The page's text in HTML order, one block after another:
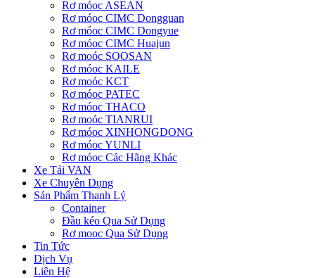
Rơ móoc ASEAN
Rơ móoc CIMC Dongguan
Rơ móoc CIMC Dongyue
Rơ móoc CIMC Huajun
Rơ moóc SOOSAN
Rơ móoc KAILE
Rơ moóc KCT
Rơ móoc PATEC
Rơ móoc THACO
Rơ moóc TIANRUI
Rơ móoc XINHONGDONG
Rơ móoc YUNLI
Rơ móoc Các Hãng Khác
Xe Tải VAN
Xe Chuyên Dụng
Sản Phẩm Thanh Lý
Container
Đầu kéo Qua Sử Dụng
Rơ mooc Qua Sử Dụng
Tin Tức
Dịch Vụ
Liên Hệ